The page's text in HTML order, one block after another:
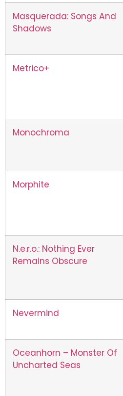
Masquerada: Songs And
Shadows
Metrico+
Monochroma
Morphite
N.e.r.o.: Nothing Ever
Remains Obscure
Nevermind
Oceanhorn – Monster Of
Uncharted Seas